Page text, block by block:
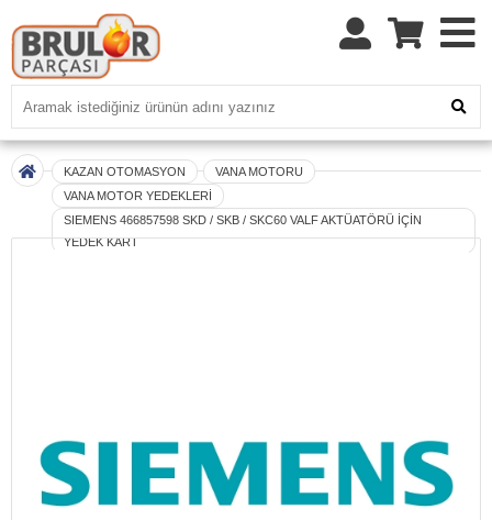
KAZAN OTOMASYON
VANA MOTORU
VANA MOTOR YEDEKLERİ
SIEMENS 466857598 SKD / SKB / SKC60 VALF AKTÜATÖRÜ İÇİN
YEDEK KART